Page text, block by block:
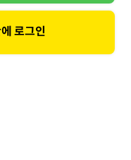
로그인